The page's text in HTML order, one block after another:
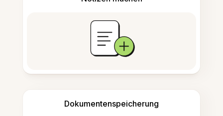
Dokumentenspeicherung